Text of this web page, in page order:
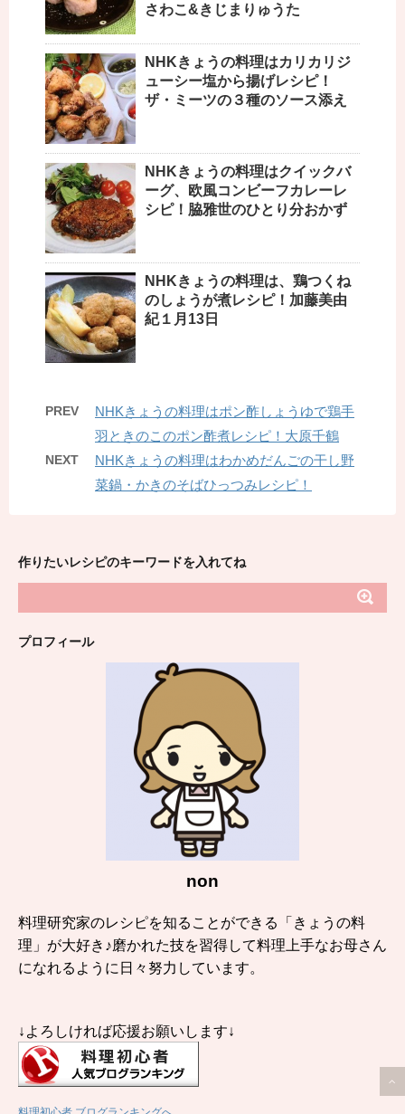
さわこ&きじまりゅうた
NHKきょうの料理はカリカリジ
ューシー塩から揚げレシピ！
ザ・ミーツの３種のソース添え
NHKきょうの料理はクイックバ
ーグ、欧風コンビーフカレーレ
シピ！脇雅世のひとり分おかず
NHKきょうの料理は、鶏つくね
のしょうが煮レシピ！加藤美由
紀１月13日
PREV
NHKきょうの料理はポン酢しょうゆで鶏手
羽ときのこのポン酢煮レシピ！大原千鶴
NEXT
NHKきょうの料理はわかめだんごの干し野
菜鍋・かきのそばひっつみレシピ！
作りたいレシピのキーワードを入れてね
プロフィール
non
料理研究家のレシピを知ることができる「きょうの料
理」が大好き♪磨かれた技を習得して料理上手なお母さん
になれるように日々努力しています。
↓よろしければ応援お願いします↓